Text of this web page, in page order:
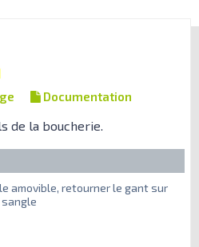
Documentation
de la boucherie.
amovible, retourner le gant sur